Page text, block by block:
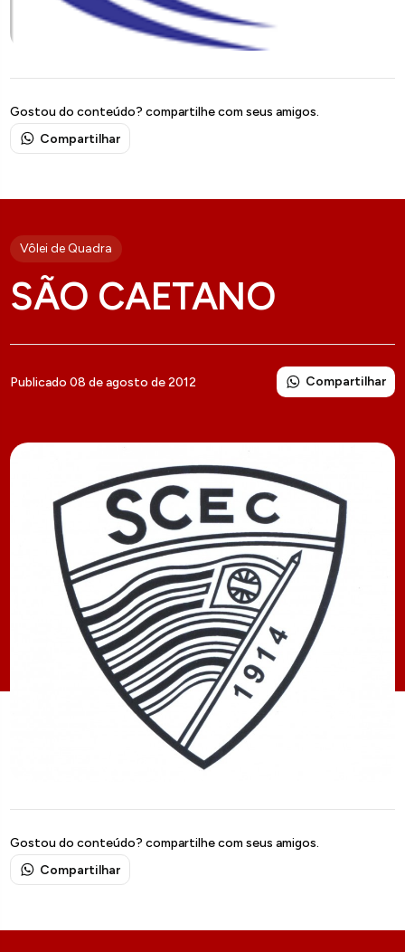
Gostou do conteúdo? compartilhe com seus amigos.
Compartilhar
Vôlei de Quadra
SÃO CAETANO
Publicado 08 de agosto de 2012 Compartilhar
Gostou do conteúdo? compartilhe com seus amigos.
Compartilhar